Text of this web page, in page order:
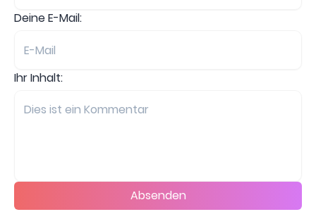
Deine E-Mail:
Ihr Inhalt:
Absenden